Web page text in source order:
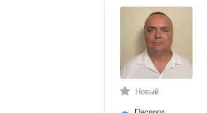
Новый